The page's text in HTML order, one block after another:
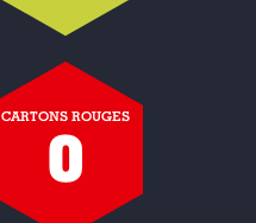
CARTONS ROUGES
0